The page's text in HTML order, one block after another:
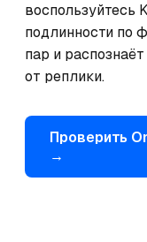
воспользуйтесь
подлинности по
пар и
от реплики.
Проверить
→